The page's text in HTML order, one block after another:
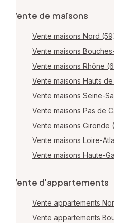
Vente de maisons
Vente maisons Nord
Vente maisons
Vente maisons Rhône
Vente maisons Hauts
Vente maisons Seine-
Vente maisons Pas de
Vente maisons Gironde
Vente maisons Loire-
Vente maisons Haute-
Vente d'appartements
Vente appartements
Vente appartements